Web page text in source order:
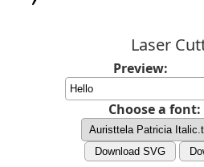
Laser
Preview:
Choose a font:
Download SVG